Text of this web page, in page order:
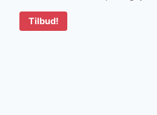
Tilbud!